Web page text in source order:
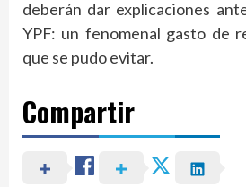
deberán dar explicaciones
YPF: un fenomenal gasto de
que se pudo evitar.
Compartir